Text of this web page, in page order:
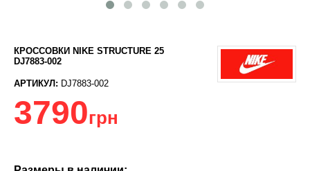
КРОССОВКИ NIKE STRUCTURE 25
DJ7883-002
АРТИКУЛ: DJ7883-002
3790грн